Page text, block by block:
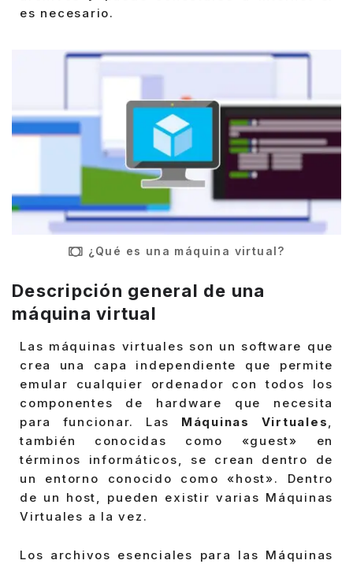
es necesario.
¿Qué es una máquina virtual?
Descripción general de una
máquina virtual
Las máquinas virtuales son un software que
crea una capa independiente que permite
emular cualquier ordenador con todos los
componentes de hardware que necesita
para funcionar. Las Máquinas Virtuales,
también conocidas como «guest» en
términos informáticos, se crean dentro de
un entorno conocido como «host». Dentro
de un host, pueden existir varias Máquinas
Virtuales a la vez.
Los archivos esenciales para las Máquinas